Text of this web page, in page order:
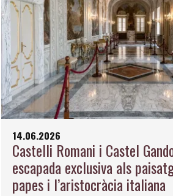
14.06.2026
Castelli Romani i Castel
escapada exclusiva als
papes i l’aristocràcia italiana